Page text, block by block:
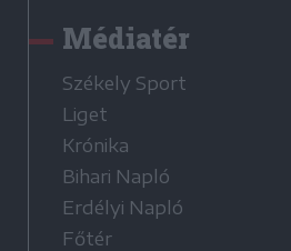
Médiatér
Székely Sport
Liget
Krónika
Bihari Napló
Erdélyi Napló
Főtér